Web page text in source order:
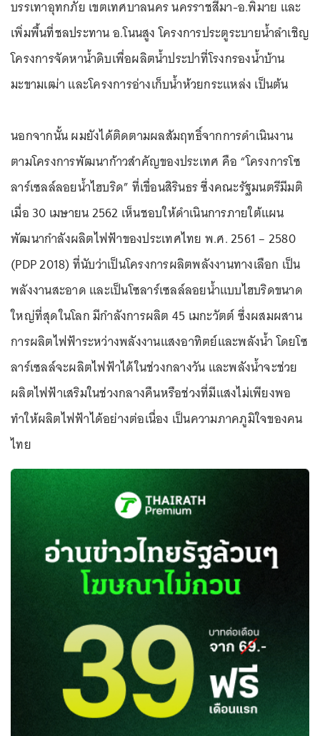
บรรเทาอุทกภัย เขตเทศบาลนคร นครราชสีมา-อ.พิมาย และ
เพิ่มพื้นที่ชลประทาน อ.โนนสูง โครงการประตูระบายน้ำลำเชิญ
โครงการจัดหาน้ำดิบเพื่อผลิตน้ำประปาที่โรงกรองน้ำบ้าน
มะขามเฒ่า และโครงการอ่างเก็บน้ำห้วยกระแหล่ง เป็นต้น
นอกจากนั้น ผมยังได้ติดตามผลสัมฤทธิ์จากการดำเนินงาน
ตามโครงการพัฒนาก้าวสำคัญของประเทศ คือ “โครงการโซ
ลาร์เซลล์ลอยน้ำไฮบริด” ที่เขื่อนสิรินธร ซึ่งคณะรัฐมนตรีมีมติ
เมื่อ 30 เมษายน 2562 เห็นชอบให้ดำเนินการภายใต้แผน
พัฒนากำลังผลิตไฟฟ้าของประเทศไทย พ.ศ. 2561 – 2580
(PDP 2018) ที่นับว่าเป็นโครงการผลิตพลังงานทางเลือก เป็น
พลังงานสะอาด และเป็นโซลาร์เซลล์ลอยน้ำแบบไฮบริดขนาด
ใหญ่ที่สุดในโลก มีกำลังการผลิต 45 เมกะวัตต์ ซึ่งผสมผสาน
การผลิตไฟฟ้าระหว่างพลังงานแสงอาทิตย์และพลังน้ำ โดยโซ
ลาร์เซลล์จะผลิตไฟฟ้าได้ในช่วงกลางวัน และพลังน้ำจะช่วย
ผลิตไฟฟ้าเสริมในช่วงกลางคืนหรือช่วงที่มีแสงไม่เพียงพอ
ทำให้ผลิตไฟฟ้าได้อย่างต่อเนื่อง เป็นความภาคภูมิใจของคน
ไทย